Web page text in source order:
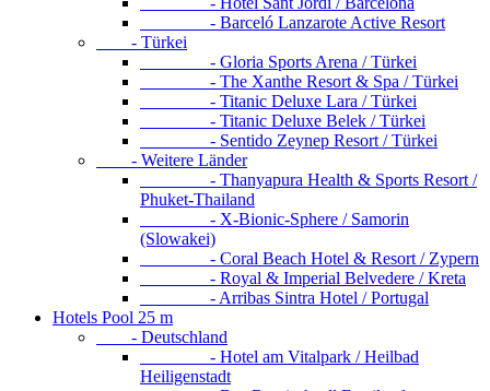
- Barceló Lanzarote Active Resort
- Türkei
- Gloria Sports Arena / Türkei
- The Xanthe Resort & Spa / Türkei
- Titanic Deluxe Lara / Türkei
- Titanic Deluxe Belek / Türkei
- Sentido Zeynep Resort / Türkei
- Weitere Länder
- Thanyapura Health & Sports Resort /
Phuket-Thailand
- X-Bionic-Sphere / Samorin
(Slowakei)
- Coral Beach Hotel & Resort / Zypern
- Royal & Imperial Belvedere / Kreta
- Arribas Sintra Hotel / Portugal
Hotels Pool 25 m
- Deutschland
- Hotel am Vitalpark / Heilbad
Heiligenstadt